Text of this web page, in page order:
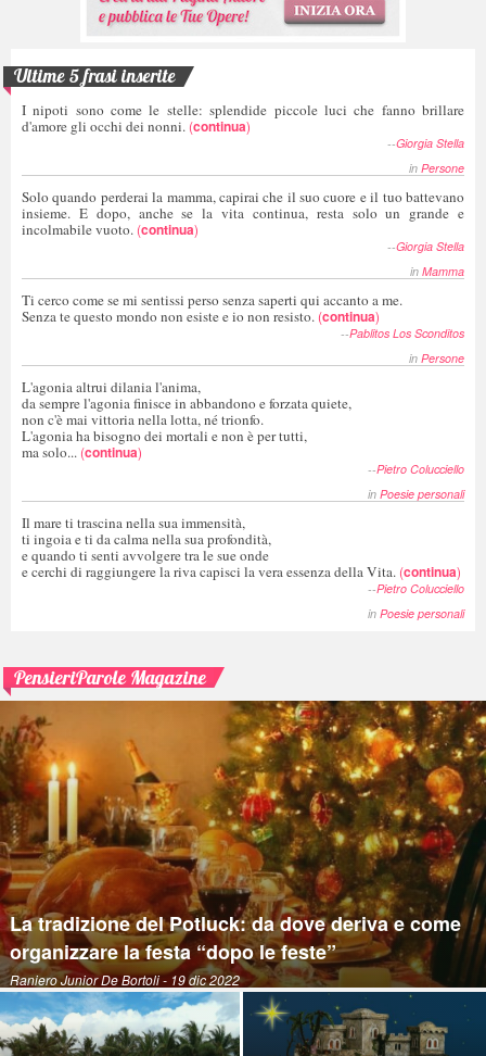
Ultime 5 frasi inserite
I nipoti sono come le stelle: splendide piccole luci che fanno brillare
d'amore gli occhi dei nonni. (continua)
--Giorgia Stella
in Persone
Solo quando perderai la mamma, capirai che il suo cuore e il tuo battevano
insieme. E dopo, anche se la vita continua, resta solo un grande e
incolmabile vuoto. (continua)
--Giorgia Stella
in Mamma
Ti cerco come se mi sentissi perso senza saperti qui accanto a me.
Senza te questo mondo non esiste e io non resisto. (continua)
--Pablitos Los Sconditos
in Persone
L'agonia altrui dilania l'anima,
da sempre l'agonia finisce in abbandono e forzata quiete,
non c'è mai vittoria nella lotta, né trionfo.
L'agonia ha bisogno dei mortali e non è per tutti,
ma solo... (continua)
--Pietro Colucciello
in Poesie personali
Il mare ti trascina nella sua immensità,
ti ingoia e ti da calma nella sua profondità,
e quando ti senti avvolgere tra le sue onde
e cerchi di raggiungere la riva capisci la vera essenza della Vita. (continua)
--Pietro Colucciello
in Poesie personali
PensieriParole Magazine
La tradizione del Potluck: da dove deriva e come
organizzare la festa “dopo le feste”
Raniero Junior De Bortoli- 19 dic 2022